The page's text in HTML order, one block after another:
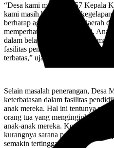
“Desa kami memiliki 357 Kepala
kami masih hidup dalam
berharap agar pemerintah daerah
memperhatikan kondisi kami.
dalam belajar, terutama ketika
fasilitas pendidikan hingga tingkat
terbatas,” ujar Suryadi, dengan
Selain masalah penerangan, Desa
keterbatasan dalam fasilitas
anak mereka. Hal ini tentunya
orang tua yang menginginkan
anak-anak mereka. Kondisi ini
kurangnya sarana pendukung
semakin tertinggal.